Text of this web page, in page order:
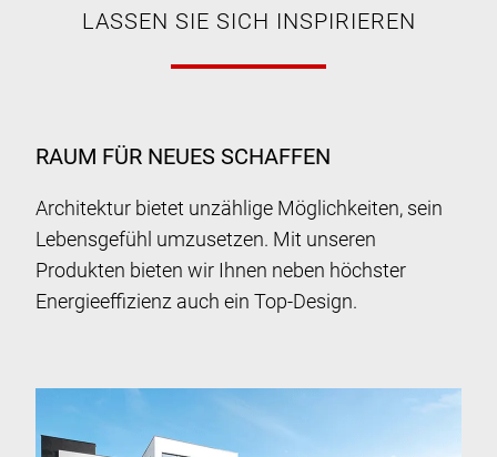
LASSEN SIE SICH INSPIRIEREN
RAUM FÜR NEUES SCHAFFEN
Architektur bietet unzählige Möglichkeiten, sein
Lebensgefühl umzusetzen. Mit unseren
Produkten bieten wir Ihnen neben höchster
Energieeffizienz auch ein Top-Design.